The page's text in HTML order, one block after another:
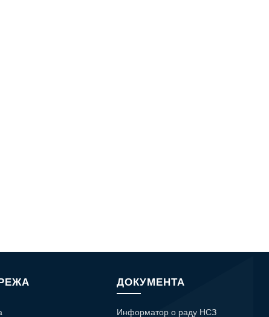
ДОКУМЕНТА
Информатор о раду НСЗ